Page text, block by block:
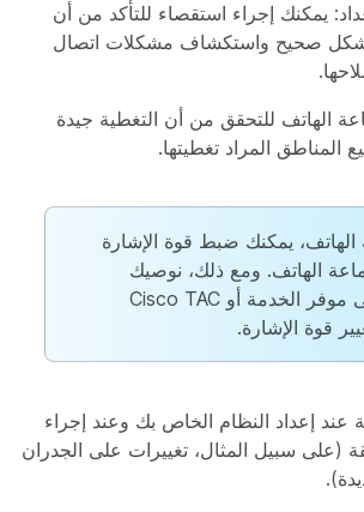
يمكنك إجراء استقصاء للتأكد من أن
صحيح واستكشاف مشكلات اتصال
الهاتف للتحقق من أن التغطية جيدة
المراد تغطيتها.
يمكنك ضبط قوة الإشارة
الهاتف. ومع ذلك، نوصيك
بالتحدث إلى موفر الخدمة أو Cisco TAC
قوة الإشارة.
عند إعداد النظام الخاص بك وعند إجراء
(على سبيل المثال، تغييرات على الجدران